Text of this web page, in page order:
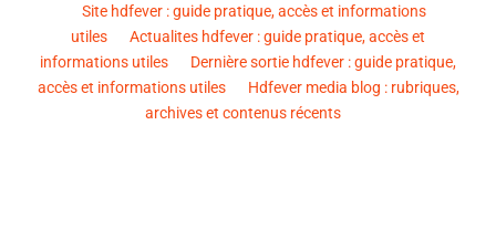
Site hdfever : guide pratique, accès et informations
utiles
Actualites hdfever : guide pratique, accès et
informations utiles
Dernière sortie hdfever : guide pratique,
accès et informations utiles
Hdfever media blog : rubriques,
archives et contenus récents